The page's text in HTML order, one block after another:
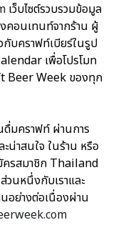
เว็บไซต์รวบรวมข้อมูล
คอนเทนท์จากร้าน ผู้
บคราฟท์เบียร์ในรูป
เพื่อโปรโมท
Beer Week ของทุก
มคราฟท์ ผ่านการ
น่าสนใจ ในร้าน หรือ
รสมาชิก Thailand
นหนึ่งกับเราและ
อย่างต่อเนื่องผ่าน